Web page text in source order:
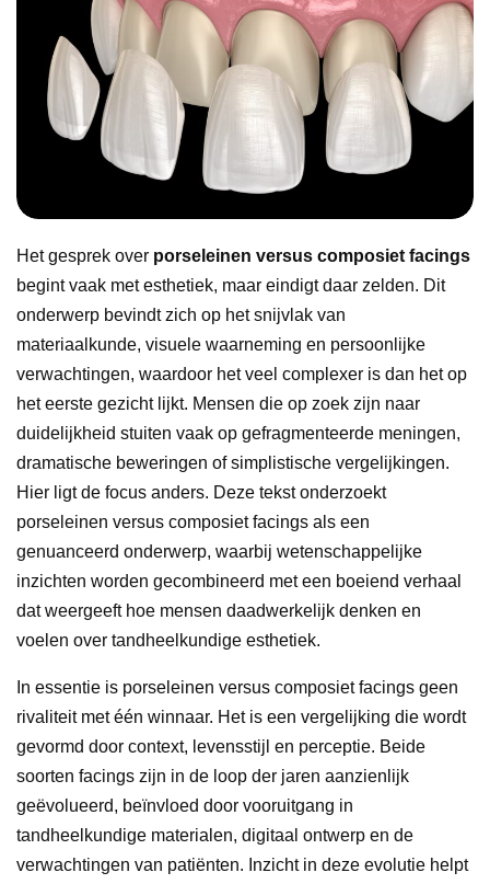
Het gesprek over porseleinen versus composiet facings
begint vaak met esthetiek, maar eindigt daar zelden. Dit
onderwerp bevindt zich op het snijvlak van
materiaalkunde, visuele waarneming en persoonlijke
verwachtingen, waardoor het veel complexer is dan het op
het eerste gezicht lijkt. Mensen die op zoek zijn naar
duidelijkheid stuiten vaak op gefragmenteerde meningen,
dramatische beweringen of simplistische vergelijkingen.
Hier ligt de focus anders. Deze tekst onderzoekt
porseleinen versus composiet facings als een
genuanceerd onderwerp, waarbij wetenschappelijke
inzichten worden gecombineerd met een boeiend verhaal
dat weergeeft hoe mensen daadwerkelijk denken en
voelen over tandheelkundige esthetiek.
In essentie is porseleinen versus composiet facings geen
rivaliteit met één winnaar. Het is een vergelijking die wordt
gevormd door context, levensstijl en perceptie. Beide
soorten facings zijn in de loop der jaren aanzienlijk
geëvolueerd, beïnvloed door vooruitgang in
tandheelkundige materialen, digitaal ontwerp en de
verwachtingen van patiënten. Inzicht in deze evolutie helpt